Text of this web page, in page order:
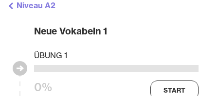
Niveau A2
Neue Vokabeln 1
0%
ÜBUNG 1
START